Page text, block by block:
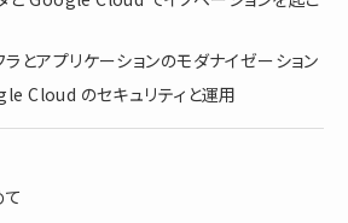
とアプリケーションのモダナイゼーション
Cloud のセキュリティと運用